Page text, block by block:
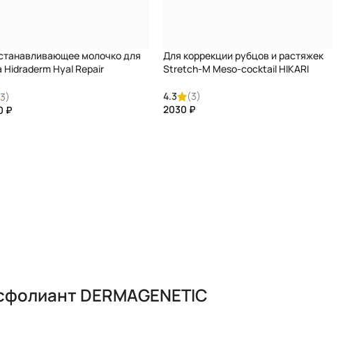
молочко для
Hidraderm Hyal Repair
₽
Для коррекции рубцов и растяжек
Stretch-M Meso-cocktail HIKARI
4.3
(3)
₽
DERMAGENETIC